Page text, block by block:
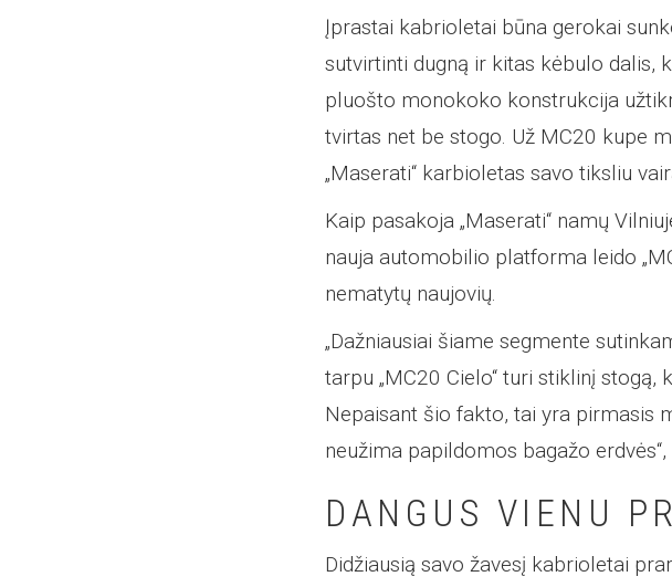
Įprastai kabrioletai būna gerokai
sutvirtinti dugną ir kitas kėbulo dalis,
pluošto monokoko konstrukcija
tvirtas net be stogo. Už MC20 kupe
„Maserati“ karbioletas savo tiksliu
Kaip pasakoja „Maserati“ namų
nauja automobilio platforma leido
nematytų naujovių.
„Dažniausiai šiame segmente
tarpu „MC20 Cielo“ turi stiklinį
Nepaisant šio fakto, tai yra pirmasis
neužima papildomos bagažo
DANGUS VIENU
Didžiausią savo žavesį kabrioletai